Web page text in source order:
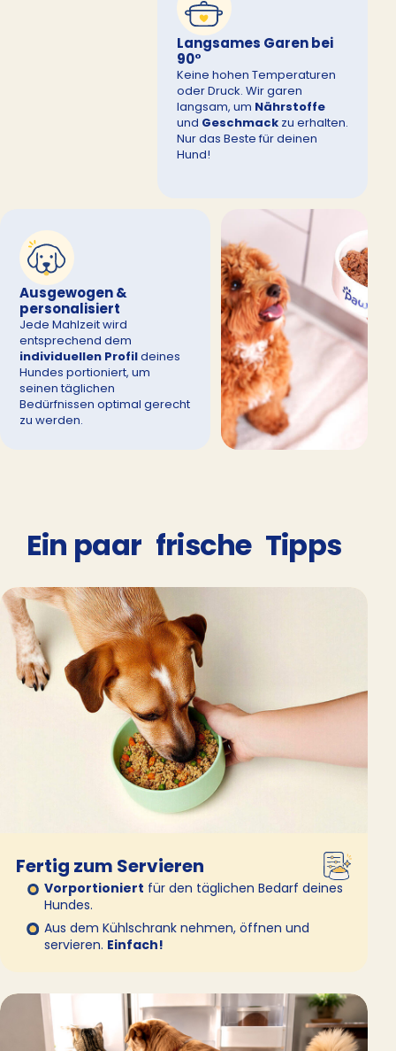
Langsames Garen bei
90°
Keine hohen Temperaturen
oder Druck. Wir garen
langsam, um Nährstoffe
und Geschmackzu erhalten.
Nur das Beste für deinen
Hund!
Ausgewogen &
personalisiert
Jede Mahlzeit wird
entsprechend dem
individuellen Profildeines
Hundes portioniert, um
seinen täglichen
Bedürfnissen optimal gerecht
zu werden.
Ein paar frische Tipps
Fertig zum Servieren
Vorportioniert für den täglichen Bedarf deines
Hundes.
Aus dem Kühlschrank nehmen, öffnen und
servieren. Einfach!